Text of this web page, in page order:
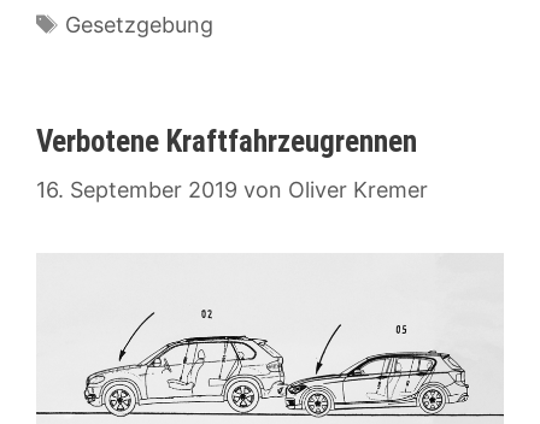
Schlagwörter
Gesetzgebung
Verbotene Kraftfahrzeugrennen
16. September 2019 von Oliver Kremer